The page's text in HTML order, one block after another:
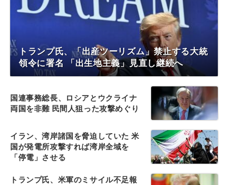
トランプ氏、「出産ツーリズム」禁止する大統
領令に署名 「出生地主義」見直し継続へ
国連事務総長、ロシアとウクライナ
両国を非難 民間人狙った攻撃めぐり
イラン、湾岸諸国を脅迫していた 米
国が発電所攻撃すれば湾岸全域を
「停電」させる
トランプ氏、米軍のミサイル不足報